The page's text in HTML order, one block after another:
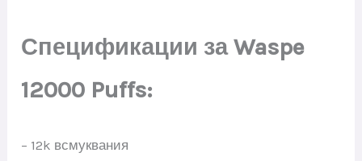
Спецификации за Waspe
12000 Puffs:
– 12k всмуквания